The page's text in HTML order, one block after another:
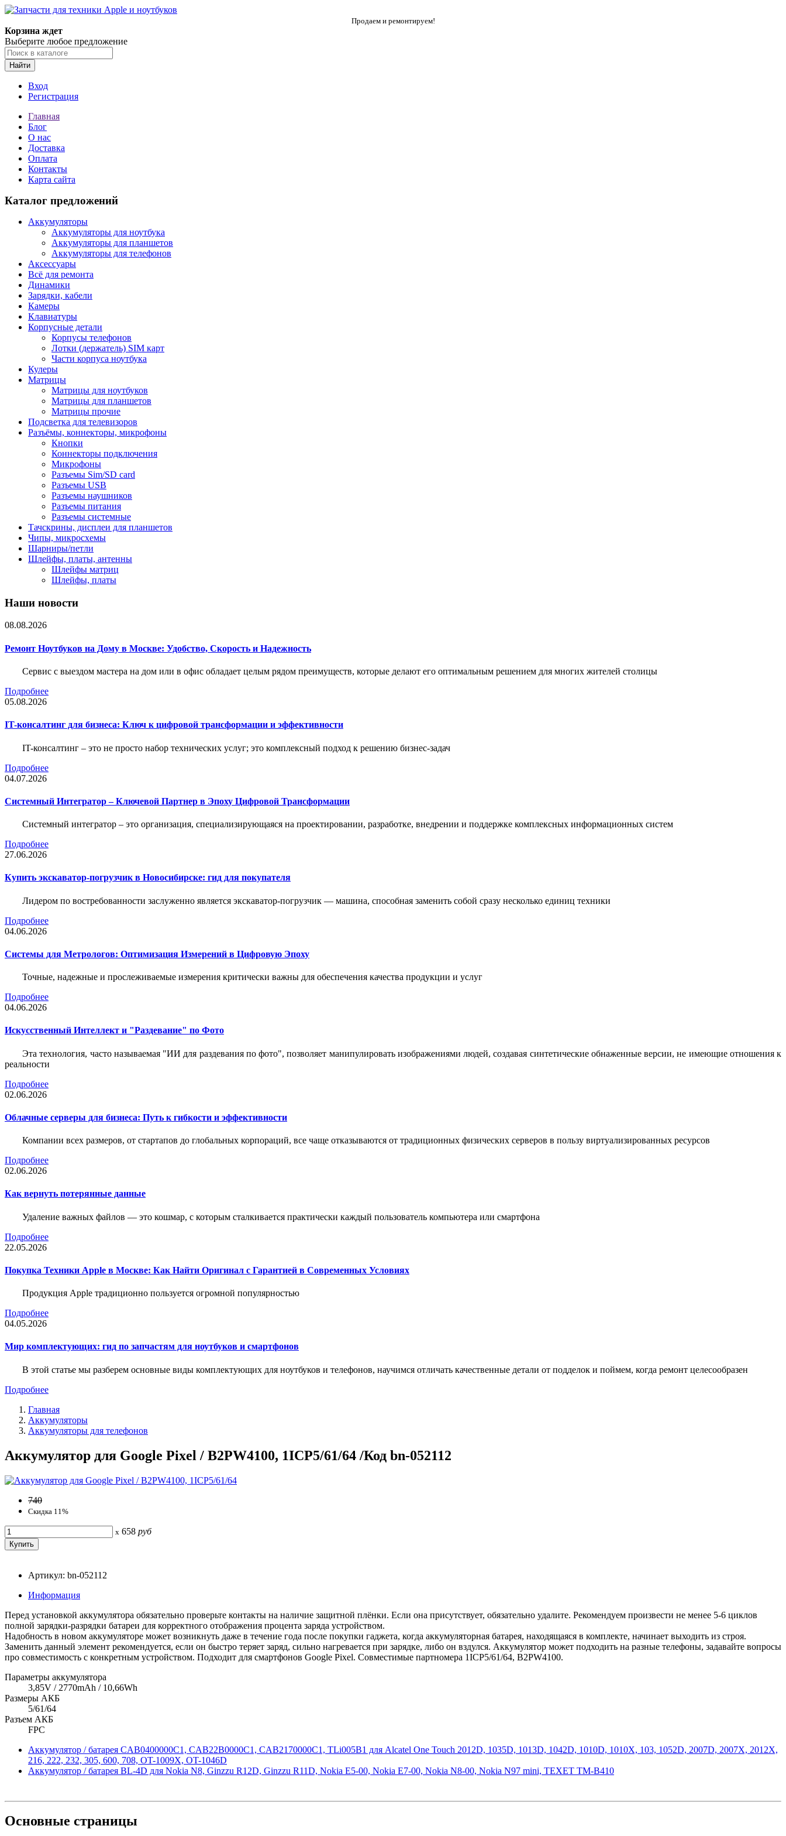
Продаем и ремонтируем!
Корзина ждет
Выберите любое предложение
Найти
Вход
Регистрация
Главная
Блог
О нас
Доставка
Оплата
Контакты
Карта сайта
Каталог предложений
Аккумуляторы
Аккумуляторы для ноутбука
Аккумуляторы для планшетов
Аккумуляторы для телефонов
Аксессуары
Всё для ремонта
Динамики
Зарядки, кабели
Камеры
Клавиатуры
Корпусные детали
Корпусы телефонов
Лотки (держатель) SIM карт
Части корпуса ноутбука
Кулеры
Матрицы
Матрицы для ноутбуков
Матрицы для планшетов
Матрицы прочие
Подсветка для телевизоров
Разъёмы, коннекторы, микрофоны
Кнопки
Коннекторы подключения
Микрофоны
Разъемы Sim/SD card
Разъемы USB
Разъемы наушников
Разъемы питания
Разъемы системные
Тачскрины, дисплеи для планшетов
Чипы, микросхемы
Шарниры/петли
Шлейфы, платы, антенны
Шлейфы матриц
Шлейфы, платы
Наши новости
08.08.2026
Ремонт Ноутбуков на Дому в Москве: Удобство, Скорость и Надежность
Сервис с выездом мастера на дом или в офис обладает целым рядом преимуществ, которые делают его оптимальным решением для многих жителей столицы
Подробнее
05.08.2026
IT-консалтинг для бизнеса: Ключ к цифровой трансформации и эффективности
IT-консалтинг – это не просто набор технических услуг; это комплексный подход к решению бизнес-задач
Подробнее
04.07.2026
Системный Интегратор – Ключевой Партнер в Эпоху Цифровой Трансформации
Системный интегратор – это организация, специализирующаяся на проектировании, разработке, внедрении и поддержке комплексных информационных систем
Подробнее
27.06.2026
Купить экскаватор-погрузчик в Новосибирске: гид для покупателя
Лидером по востребованности заслуженно является экскаватор-погрузчик — машина, способная заменить собой сразу несколько единиц техники
Подробнее
04.06.2026
Системы для Метрологов: Оптимизация Измерений в Цифровую Эпоху
Точные, надежные и прослеживаемые измерения критически важны для обеспечения качества продукции и услуг
Подробнее
04.06.2026
Искусственный Интеллект и "Раздевание" по Фото
Эта технология, часто называемая "ИИ для раздевания по фото", позволяет манипулировать изображениями людей, создавая синтетические обнаженные версии, не имеющие отношения к
реальности
Подробнее
02.06.2026
Облачные серверы для бизнеса: Путь к гибкости и эффективности
Компании всех размеров, от стартапов до глобальных корпораций, все чаще отказываются от традиционных физических серверов в пользу виртуализированных ресурсов
Подробнее
02.06.2026
Как вернуть потерянные данные
Удаление важных файлов — это кошмар, с которым сталкивается практически каждый пользователь компьютера или смартфона
Подробнее
22.05.2026
Покупка Техники Apple в Москве: Как Найти Оригинал с Гарантией в Современных Условиях
Продукция Apple традиционно пользуется огромной популярностью
Подробнее
04.05.2026
Мир комплектующих: гид по запчастям для ноутбуков и смартфонов
В этой статье мы разберем основные виды комплектующих для ноутбуков и телефонов, научимся отличать качественные детали от подделок и поймем, когда ремонт целесообразен
Подробнее
Главная
Аккумуляторы
Аккумуляторы для телефонов
Аккумулятор для Google Pixel / B2PW4100, 1ICP5/61/64 /Код bn-052112
740
Скидка 11%
x 658 руб
Артикул: bn-052112
Информация
Перед установкой аккумулятора обязательно проверьте контакты на наличие защитной плёнки. Если она присутствует, обязательно удалите. Рекомендуем произвести не менее 5-6 циклов
полной зарядки-разрядки батареи для корректного отображения процента заряда устройством.
Надобность в новом аккумуляторе может возникнуть даже в течение года после покупки гаджета, когда аккумуляторная батарея, находящаяся в комплекте, начинает выходить из строя.
Заменить данный элемент рекомендуется, если он быстро теряет заряд, сильно нагревается при зарядке, либо он вздулся. Аккумулятор может подходить на разные телефоны, задавайте вопросы
про совместимость с конкретным устройством. Подходит для смартфонов Google Pixel. Совместимые партномера 1ICP5/61/64, B2PW4100.
Параметры аккумулятора
3,85V / 2770mAh / 10,66Wh
Размеры АКБ
5/61/64
Разъем АКБ
FPC
Аккумулятор / батарея CAB0400000C1, CAB22B0000C1, CAB2170000C1, TLi005B1 для Alcatel One Touch 2012D, 1035D, 1013D, 1042D, 1010D, 1010X, 103, 1052D, 2007D, 2007X, 2012X,
216, 222, 232, 305, 600, 708, OT-1009X, OT-1046D
Аккумулятор / батарея BL-4D для Nokia N8, Ginzzu R12D, Ginzzu R11D, Nokia E5-00, Nokia E7-00, Nokia N8-00, Nokia N97 mini, TEXET TM-B410
Основные страницы